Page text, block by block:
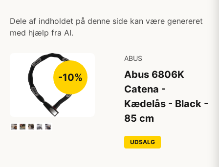
Dele af indholdet på denne side kan være genereret
med hjælp fra AI.
-10%
ABUS
Abus 6806K
Catena -
Kædelås - Black -
85 cm
UDSALG